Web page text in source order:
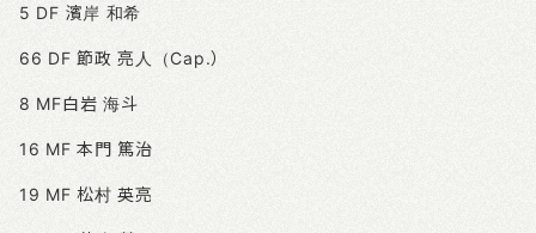
5 DF 濱岸 和希
66 DF節政 亮人（Cap.）
8 MF白岩 海斗
16 MF本門 篤治
19 MF松村 英亮